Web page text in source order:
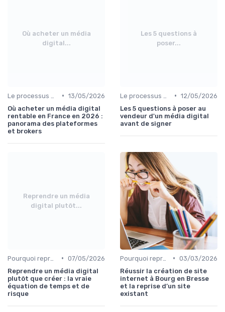
Où acheter un média
digital...
• 13/05/2026
Où acheter un média digital
rentable en France en 2026 :
panorama des plateformes
et brokers
Les 5 questions à
poser...
• 12/05/2026
Les 5 questions à poser au
vendeur d'un média digital
avant de signer
Reprendre un média
digital plutôt...
• 07/05/2026
Reprendre un média digital
plutôt que créer : la vraie
équation de temps et de
risque
• 03/03/2026
Réussir la création de site
internet à Bourg en Bresse
et la reprise d’un site
existant